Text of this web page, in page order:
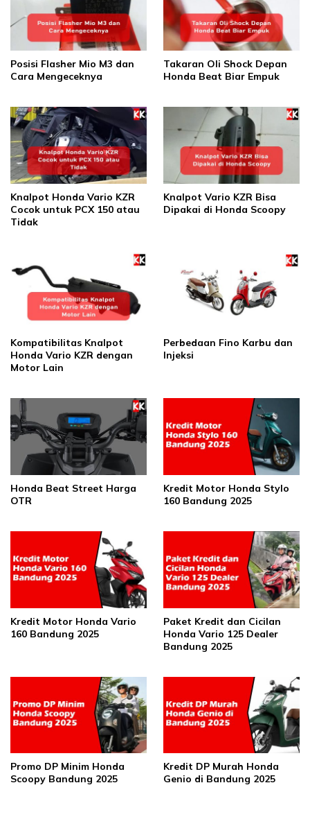
Posisi Flasher Mio M3 dan
Cara Mengeceknya
Takaran Oli Shock Depan
Honda Beat Biar Empuk
Knalpot Honda Vario KZR
Cocok untuk PCX 150 atau
Tidak
Knalpot Vario KZR Bisa
Dipakai di Honda Scoopy
Kompatibilitas Knalpot
Honda Vario KZR dengan
Motor Lain
Perbedaan Fino Karbu dan
Injeksi
Honda Beat Street Harga
OTR
Kredit Motor Honda Stylo
160 Bandung 2025
Kredit Motor Honda Vario
160 Bandung 2025
Paket Kredit dan Cicilan
Honda Vario 125 Dealer
Bandung 2025
Promo DP Minim Honda
Scoopy Bandung 2025
Kredit DP Murah Honda
Genio di Bandung 2025